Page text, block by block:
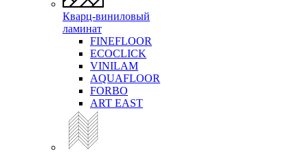
Кварц-виниловый
ламинат
FINEFLOOR
ECOCLICK
VINILAM
AQUAFLOOR
FORBO
ART EAST